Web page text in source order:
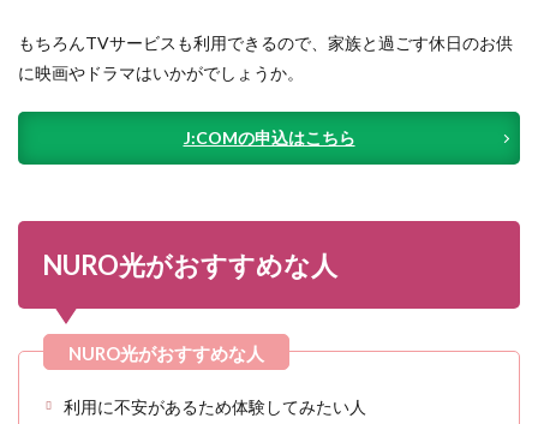
もちろんTVサービスも利用できるので、家族と過ごす休日のお供
に映画やドラマはいかがでしょうか。
J:COMの申込はこちら
NURO光がおすすめな人
利用に不安があるため体験してみたい人